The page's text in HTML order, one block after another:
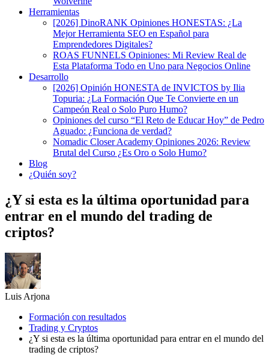
Herramientas
[2026] DinoRANK Opiniones HONESTAS: ¿La
Mejor Herramienta SEO en Español para
Emprendedores Digitales?
ROAS FUNNELS Opiniones: Mi Review Real de
Esta Plataforma Todo en Uno para Negocios Online
Desarrollo
[2026] Opinión HONESTA de INVICTOS by Ilia
Topuria: ¿La Formación Que Te Convierte en un
Campeón Real o Solo Puro Humo?
Opiniones del curso “El Reto de Educar Hoy” de Pedro
Aguado: ¿Funciona de verdad?
Nomadic Closer Academy Opiniones 2026: Review
Brutal del Curso ¿Es Oro o Solo Humo?
Blog
¿Quién soy?
¿Y si esta es la última oportunidad para
entrar en el mundo del trading de
criptos?
Luis Arjona
Formación con resultados
Trading y Cryptos
¿Y si esta es la última oportunidad para entrar en el mundo del
trading de criptos?